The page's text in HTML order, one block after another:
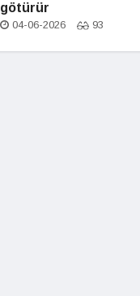
götürür
04-06-2026 93